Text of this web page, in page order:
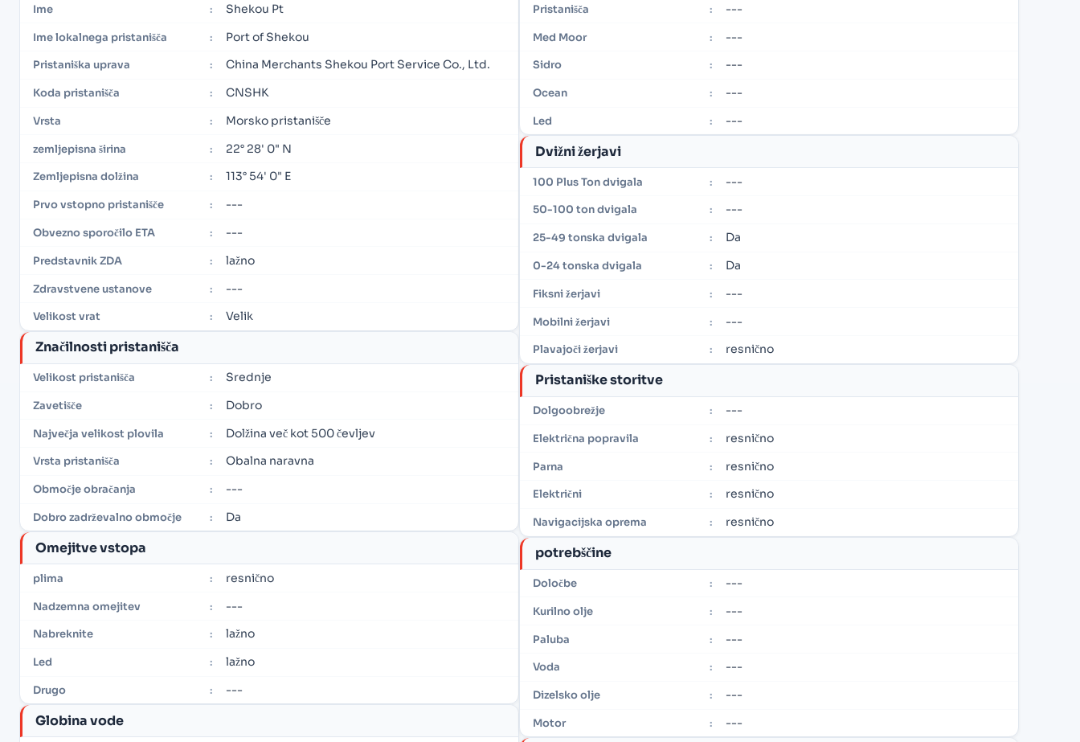
Ime : Shekou Pt
Ime lokalnega pristanišča : Port of Shekou
Pristaniška uprava : China Merchants Shekou Port Service Co., Ltd.
Koda pristanišča : CNSHK
Vrsta : Morsko pristanišče
zemljepisna širina : 22° 28' 0" N
Zemljepisna dolžina : 113° 54' 0" E
Prvo vstopno pristanišče : ---
Obvezno sporočilo ETA : ---
Predstavnik ZDA : lažno
Zdravstvene ustanove : ---
Velikost vrat : Velik
Značilnosti pristanišča
Velikost pristanišča : Srednje
Zavetišče : Dobro
Največja velikost plovila : Dolžina več kot 500 čevljev
Vrsta pristanišča : Obalna naravna
Območje obračanja : ---
Dobro zadrževalno območje : Da
Omejitve vstopa
plima : resnično
Nadzemna omejitev : ---
Nabreknite : lažno
Led : lažno
Drugo : ---
Globina vode
Pristanišča : ---
Med Moor : ---
Sidro : ---
Ocean : ---
Led : ---
Dvižni žerjavi
100 Plus Ton dvigala : ---
50-100 ton dvigala : ---
25-49 tonska dvigala : Da
0-24 tonska dvigala : Da
Fiksni žerjavi : ---
Mobilni žerjavi : ---
Plavajoči žerjavi : resnično
Pristaniške storitve
Dolgoobrežje : ---
Električna popravila : resnično
Parna : resnično
Električni : resnično
Navigacijska oprema : resnično
potrebščine
Določbe : ---
Kurilno olje : ---
Paluba : ---
Voda : ---
Dizelsko olje : ---
Motor : ---